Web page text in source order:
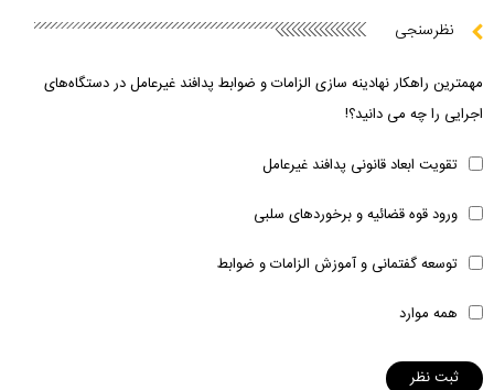
نظرسنجی
مهمترین راهکار نهادینه سازی الزامات و ضوابط پدافند غیرعامل در دستگاه‌های
اجرایی را چه می دانید؟!
تقویت ابعاد قانونی پدافند غیرعامل
ورود قوه قضائیه و برخوردهای سلبی
توسعه گفتمانی و آموزش الزامات و ضوابط
همه موارد